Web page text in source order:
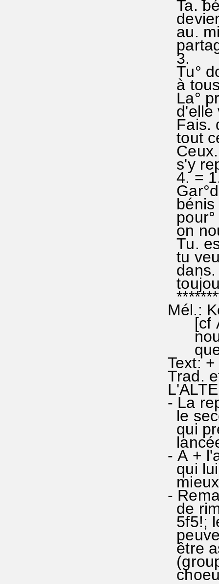
Ta.
au.
3.
Tu°
à
La°
d'elle
Fais.
tout
s'y
4. =
on
Tu.
tu
dans.
Mél.:
[cf
nous
que
Text:
Trad.
- La
le
qui
- A +
qui
-
de
5f5!;
être